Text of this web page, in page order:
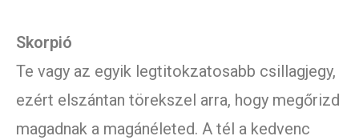
Skorpió
Te vagy az egyik legtitokzatosabb csillagjegy,
ezért elszántan törekszel arra, hogy megőrizd
magadnak a magánéleted. A tél a kedvenc